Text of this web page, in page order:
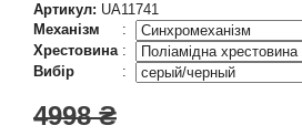
Артикул: UA11741
Механізм
:
Хрестовина:
Вибір
:
4998 ₴